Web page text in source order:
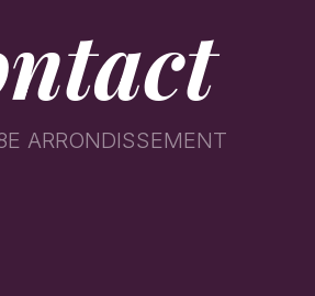
ARRONDISSEMENT